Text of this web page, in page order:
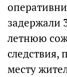
задержали
летнюю
следствия,
месту